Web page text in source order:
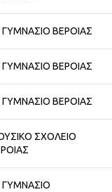
ΓΥΜΝΑΣΙΟ ΒΕΡΟΙΑΣ
ΓΥΜΝΑΣΙΟ ΒΕΡΟΙΑΣ
ΓΥΜΝΑΣΙΟ ΒΕΡΟΙΑΣ
ΣΧΟΛΕΙΟ
ΓΥΜΝΑΣΙΟ